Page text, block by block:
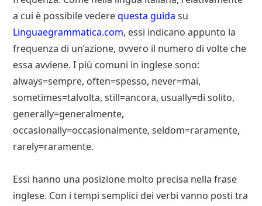
a cui è possibile vederequesta guida su
Linguaegrammatica.com, essi indicano appunto la
frequenza di un’azione, ovvero il numero di volte che
essa avviene. I più comuni in inglese sono:
always=sempre, often=spesso, never=mai,
sometimes=talvolta, still=ancora, usually=di solito,
generally=generalmente,
occasionally=occasionalmente, seldom=raramente,
rarely=raramente.
Essi hanno una posizione molto precisa nella frase
inglese. Con i tempi semplici dei verbi vanno posti tra